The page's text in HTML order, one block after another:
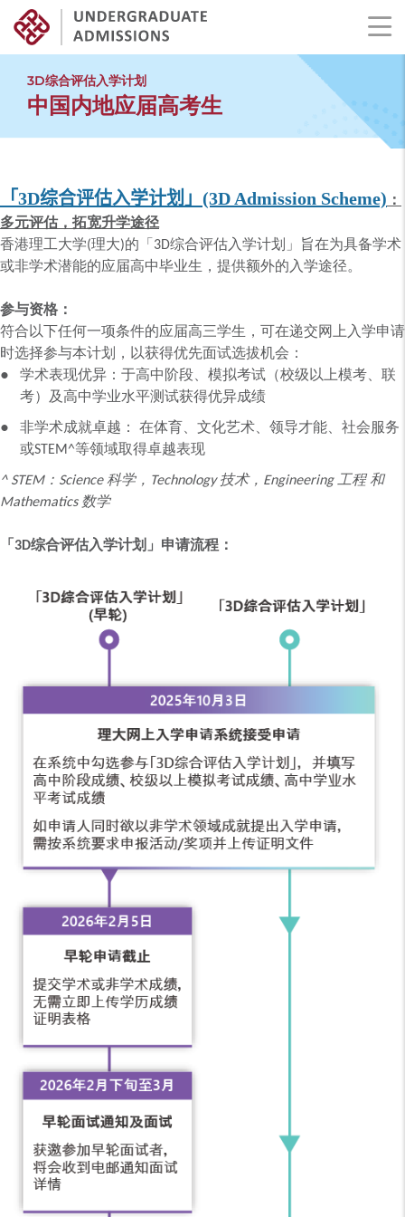
main
content
3D综合评估入学计划
中国内地应届高考生
「3D综合评估入学计划」(3D Admission Scheme) ：
多元评估，拓宽升学途径
香港理工大学(理大)的「3D综合评估入学计划」旨在为具备学术
或非学术潜能的应届高中毕业生，提供额外的入学途径。
参与资格：
符合以下任何一项条件的应届高三学生，可在递交网上入学申请
时选择参与本计划，以获得优先面试选拔机会：
学术表现优异：于高中阶段、模拟考试（校级以上模考、联
考）及高中学业水平测试获得优异成绩
非学术成就卓越： 在体育、文化艺术、领导才能、社会服务
或STEM^等领域取得卓越表现
^ STEM：Science 科学，Technology 技术，Engineering 工程 和
Mathematics 数学
「3D综合评估入学计划」申请流程：